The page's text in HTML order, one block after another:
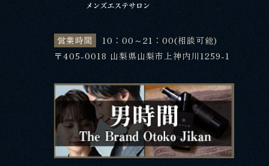
営業時間
10：00～21：00(相談可能)
〒405-0018 山梨県山梨市上神内川1259-1